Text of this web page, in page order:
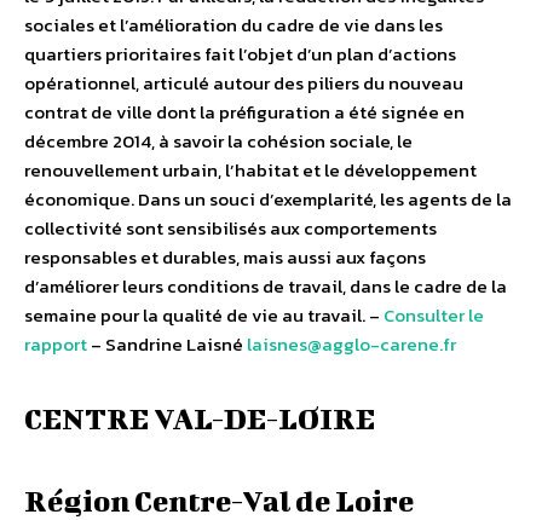
sociales et l’amélioration du cadre de vie dans les
quartiers prioritaires fait l’objet d’un plan d’actions
opérationnel, articulé autour des piliers du nouveau
contrat de ville dont la préfiguration a été signée en
décembre 2014, à savoir la cohésion sociale, le
renouvellement urbain, l’habitat et le développement
économique. Dans un souci d’exemplarité, les agents de la
collectivité sont sensibilisés aux comportements
responsables et durables, mais aussi aux façons
d’améliorer leurs conditions de travail, dans le cadre de la
semaine pour la qualité de vie au travail. – Consulter le
rapport– Sandrine Laisné laisnes@agglo-carene.fr
CENTRE VAL-DE-LOIRE
Région Centre-Val de Loire